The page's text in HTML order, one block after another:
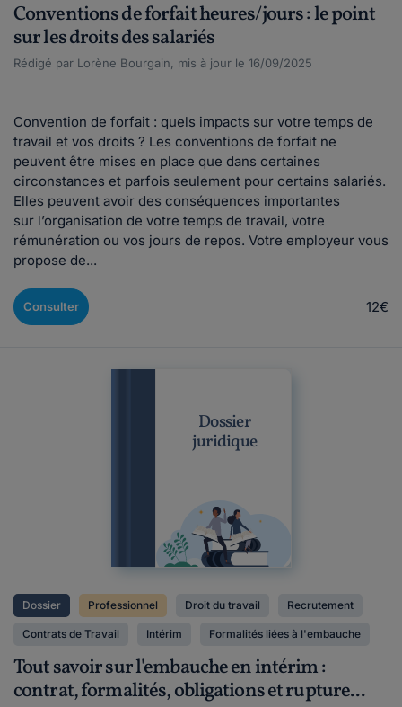
Conventions de forfait heures/jours : le point
sur les droits des salariés
Rédigé par Lorène Bourgain, mis à jour le 16/09/2025
Convention de forfait : quels impacts sur votre temps de
travail et vos droits ? Les conventions de forfait ne
peuvent être mises en place que dans certaines
circonstances et parfois seulement pour certains salariés.
Elles peuvent avoir des conséquences importantes
sur l’organisation de votre temps de travail, votre
rémunération ou vos jours de repos. Votre employeur vous
propose de...
Consulter 12€
Dossier
juridique
Dossier Professionnel Droit du travail Recrutement
Contrats de Travail Intérim Formalités liées à l'embauche
Tout savoir sur l'embauche en intérim :
contrat, formalités, obligations et rupture...